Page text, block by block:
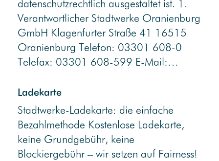
datenschutzrechtlich ausgestaltet ist. 1.
Verantwortlicher Stadtwerke Oranienburg
GmbH Klagenfurter Straße 41 16515
Oranienburg Telefon: 03301 608-0
Telefax: 03301 608-599 E-Mail:…
Ladekarte
Stadtwerke-Ladekarte: die einfache
Bezahlmethode Kostenlose Ladekarte,
keine Grundgebühr, keine
Blockiergebühr – wir setzen auf Fairness!